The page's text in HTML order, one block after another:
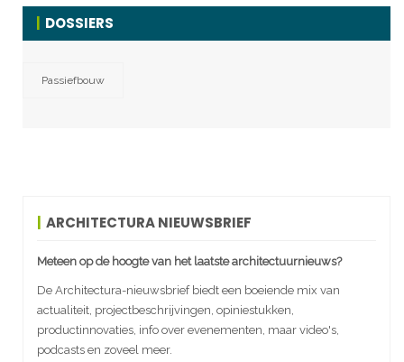
DOSSIERS
Passiefbouw
ARCHITECTURA NIEUWSBRIEF
Meteen op de hoogte van het laatste architectuurnieuws?
De Architectura-nieuwsbrief biedt een boeiende mix van
actualiteit, projectbeschrijvingen, opiniestukken,
productinnovaties, info over evenementen, maar video's,
podcasts en zoveel meer.